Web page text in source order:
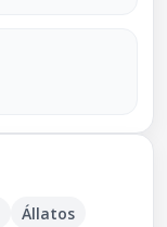
Állatos